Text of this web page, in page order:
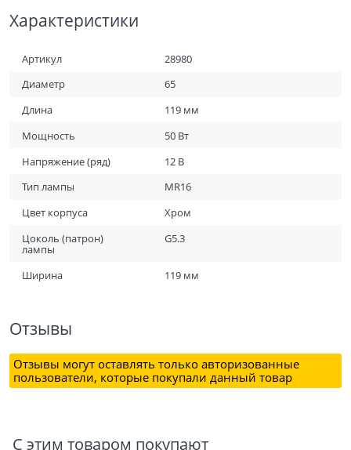
Характеристики
Артикул
28980
Диаметр
65
Длина
119 мм
Мощность
50 Вт
Напряжение (ряд)
12 В
Тип лампы
MR16
Цвет корпуса
Хром
Цоколь (патрон)
лампы
G5.3
Ширина 119 мм
Отзывы
Отзывы могут оставлять только авторизованные
пользователи, которые покупали данный товар
С этим товаром покупают